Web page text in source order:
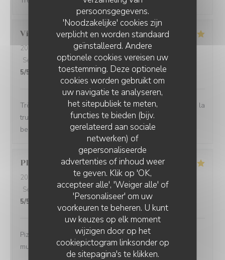
persoonsgegevens.
'Noodzakelijke' cookies zijn
verplicht en worden standaard
geïnstalleerd. Andere
optionele cookies vereisen uw
toestemming. Deze optionele
cookies worden gebruikt om
uw navigatie te analyseren,
het sitepubliek te meten,
functies te bieden (bijv.
gerelateerd aan sociale
netwerken) of
gepersonaliseerde
advertenties of inhoud weer
te geven. Klik op 'OK,
accepteer alle', 'Weiger alle' of
'Personaliseer' om uw
voorkeuren te beheren. U kunt
uw keuzes op elk moment
wijzigen door op het
cookiepictogram linksonder op
de sitepagina's te klikken.
Virginie S
2026-03-27
- 20:00 - Gasten 2
Service
/5 Atmosfeer :5/5 Keuken: 5/5 Kwaliteit / Prijs
5/5
Très bon restaurant j aime La truffe et tous leurs plats à la
truffe sont excellent je recommande le cadre est trop
beau et l équipe est super sympa
PLACKTOR S
2026-03-21
- 20:00 - Gasten 2
Service
/5 Atmosfeer 5/5 Keuken: 5/5 Kwaliteit / Prijs
5/5
Pizza excellentes, super accueil et service. Et bonne
musique 😉 bref parfait